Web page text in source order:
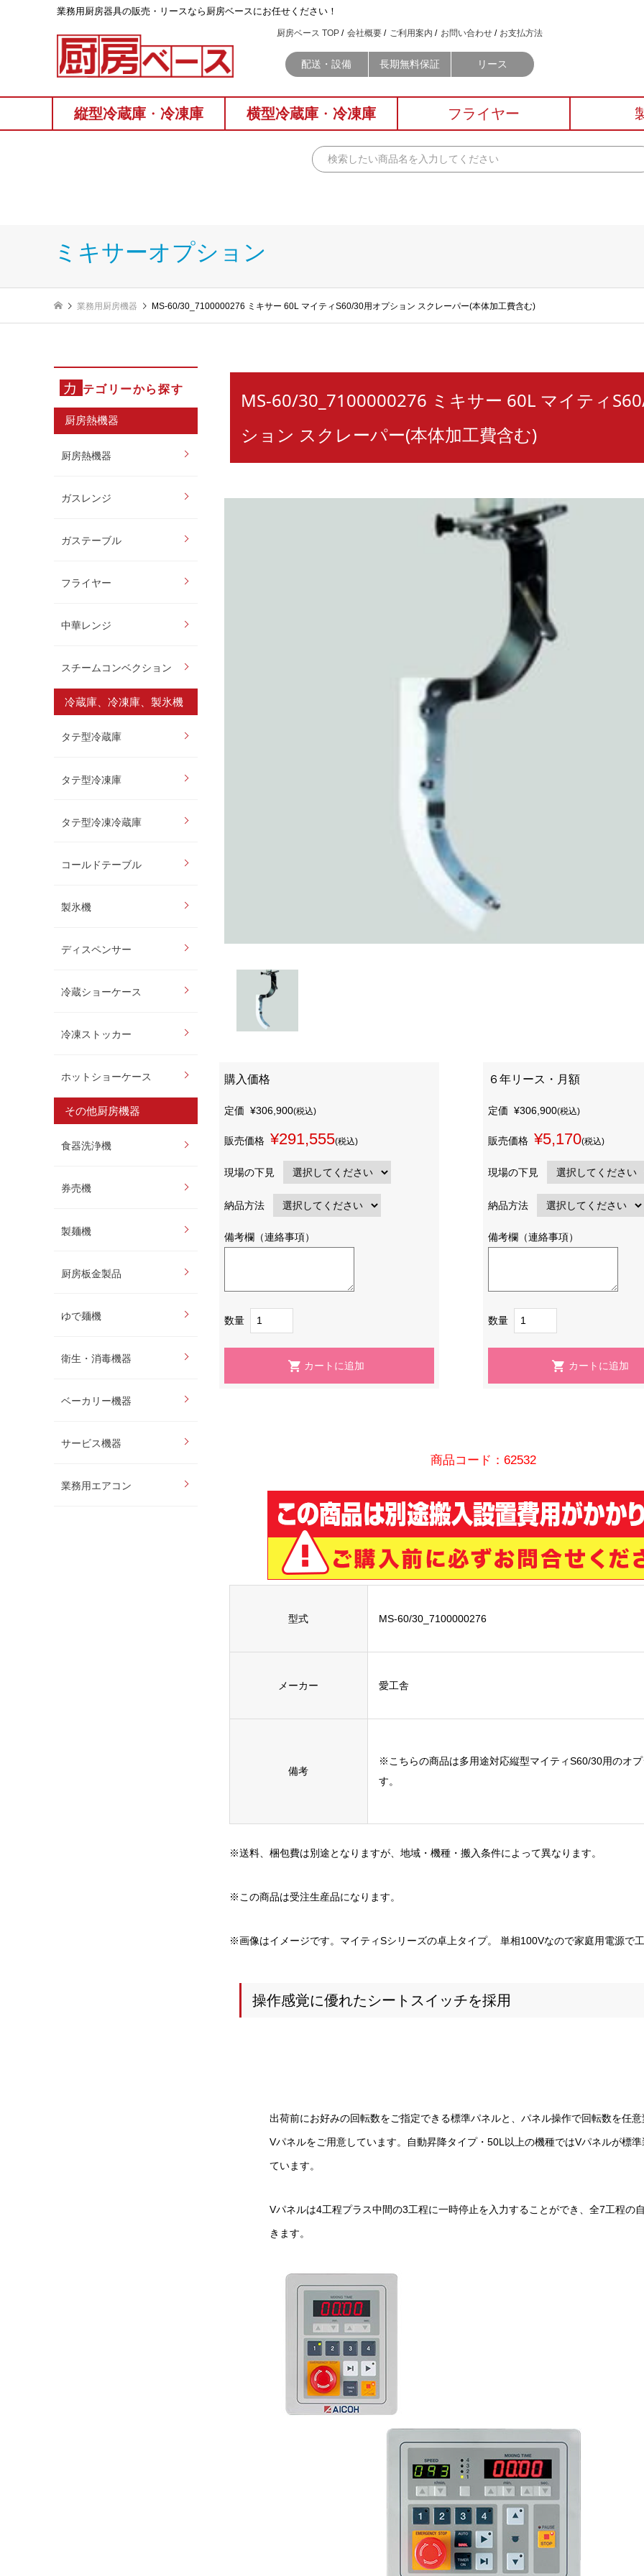
業務⽤厨房器具の販売・リースなら厨房ベースにお任せください！
厨房ベース TOP 会社概要 ご利用案内 お問い合わせ お支払方法
配送・設備 長期無料保証 リース
縦型冷蔵庫 ・ 冷凍庫 横型冷蔵庫 ・ 冷凍庫 フライヤー
ミキサーオプション
業務用厨房機器 MS-60/30_7100000276 ミキサー 60L マイティS60/30用オプション スクレーパー(本体加工費含む)
カ テゴリーから探す
厨房熱機器
厨房熱機器
ガスレンジ
ガステーブル
フライヤー
中華レンジ
スチームコンベクション
冷蔵庫、冷凍庫、製氷機
タテ型冷蔵庫
タテ型冷凍庫
タテ型冷凍冷蔵庫
コールドテーブル
製氷機
ディスペンサー
冷蔵ショーケース
冷凍ストッカー
ホットショーケース
その他厨房機器
食器洗浄機
券売機
製麺機
厨房板金製品
ゆで麺機
衛生・消毒機器
ベーカリー機器
サービス機器
業務用エアコン
MS-60/30_7100000276 ミキサー 60L マイティ
ション スクレーパー(本体加工費含む)
購入価格
定価 ¥306,900(税込)
販売価格 ¥291,555(税込)
現場の下見
納品方法
備考欄（連絡事項）
数量
６年リース・月額
定価 ¥306,900(税込)
販売価格 ¥5,170(税込)
現場の下見
納品方法
備考欄（連絡事項）
数量
商品コード：62532
型式 MS-60/30_7100000276
メーカー 愛工舎
備考
※こちらの商品は多用途対応縦型マイティS60/30用のオプ
す。
※送料、梱包費は別途となりますが、地域・機種・搬入条件によって異なります。
※この商品は受注生産品になります。
※画像はイメージです。マイティSシリーズの卓上タイプ。 単相100Vなので家庭用電源で
操作感覚に優れたシートスイッチを採用
出荷前にお好みの回転数をご指定できる標準パネルと、パネル操作で回転数を任
Vパネルをご用意しています。自動昇降タイプ・50L以上の機種ではVパネルが標準
ています。
Vパネルは4工程プラス中間の3工程に一時停止を入力することができ、全7工程の
きます。